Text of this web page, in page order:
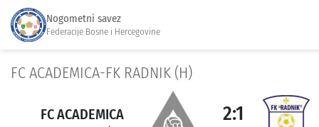
Nogometni savez
Federacije Bosne i Hercegovine
FC ACADEMICA-FK RADNIK (H)
FC ACADEMICA 2:1